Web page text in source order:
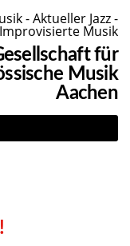
- Aktueller Jazz -
Improvisierte Musik
für
Musik
Aachen